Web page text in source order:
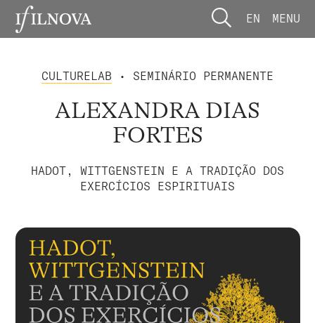
EN MENU
CULTURELAB • SEMINÁRIO PERMANENTE
ALEXANDRA DIAS
FORTES
HADOT, WITTGENSTEIN E A TRADIÇÃO DOS
EXERCÍCIOS ESPIRITUAIS